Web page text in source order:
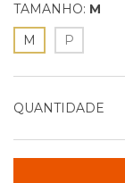
TAMANHO: M
M
P
QUANTIDADE